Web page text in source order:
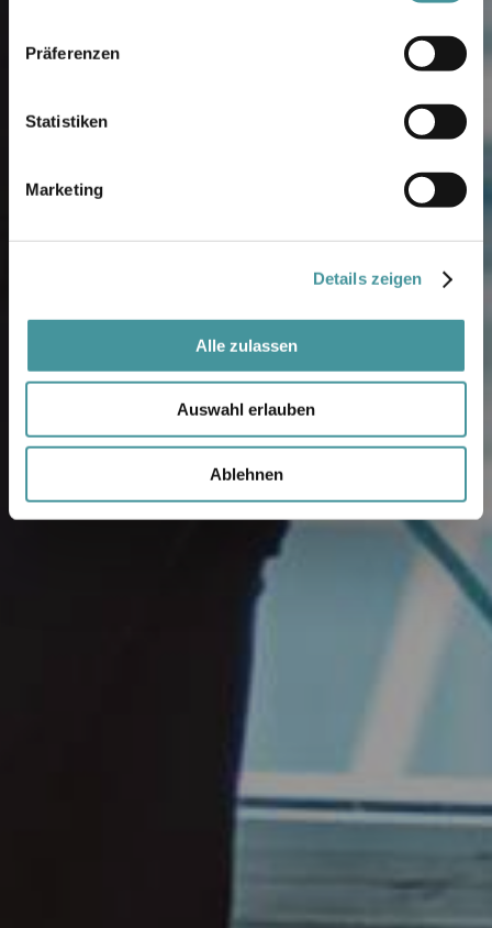
Präferenzen
Statistiken
Marketing
Details zeigen
Alle zulassen
Auswahl erlauben
Ablehnen